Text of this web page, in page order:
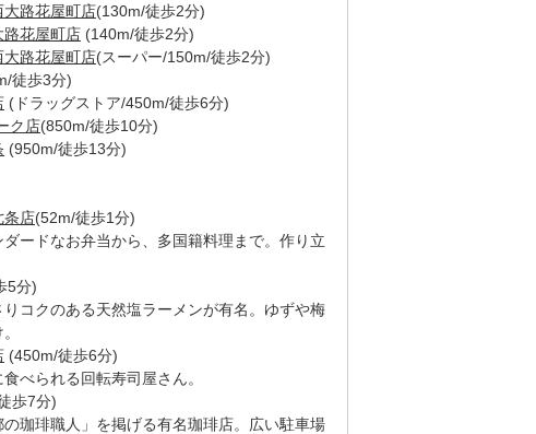
大路花屋町店(130m/徒歩2分)
路花屋町店 (140m/徒歩2分)
大路花屋町店(スーパー/150m/徒歩2分)
徒歩3分)
(ドラッグストア/450m/徒歩6分)
ク店(850m/徒歩10分)
(950m/徒歩13分)
条店(52m/徒歩1分)
ダードなお弁当から、多国籍料理まで。作り立
5分)
りコクのある天然塩ラーメンが有名。ゆずや梅
(450m/徒歩6分)
べられる回転寿司屋さん。
歩7分)
の珈琲職人」を掲げる有名珈琲店。広い駐車場